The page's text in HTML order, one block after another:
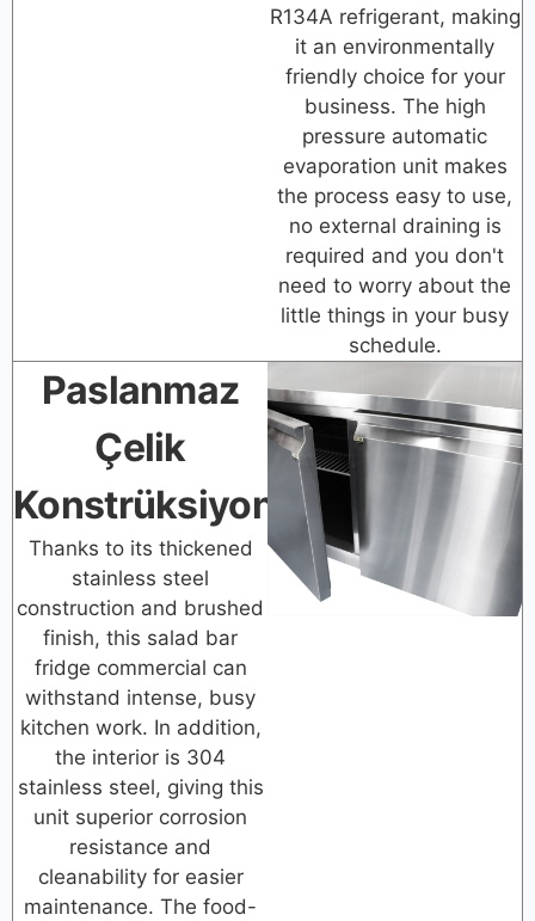
R134A refrigerant, making
it an environmentally
friendly choice for your
business. The high
pressure automatic
evaporation unit makes
the process easy to use,
no external draining is
required and you don't
need to worry about the
little things in your busy
schedule.
Paslanmaz
Çelik
Konstrüksiyon
Thanks to its thickened
stainless steel
construction and brushed
finish, this salad bar
fridge commercial can
withstand intense, busy
kitchen work. In addition,
the interior is 304
stainless steel, giving this
unit superior corrosion
resistance and
cleanability for easier
maintenance. The food-